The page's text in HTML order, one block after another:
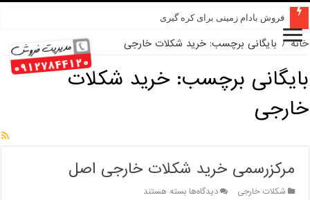
فروش بادام زمینی برای کره گیری
خانه / بایگانی برچسب: خرید شکلات خارجی
بایگانی برچسب:خرید شکلات
خارجی
مرکزرسمی خرید شکلات خارجی اصل
شکلات خارجی دیدگاه‌هابرای
بسته هستند